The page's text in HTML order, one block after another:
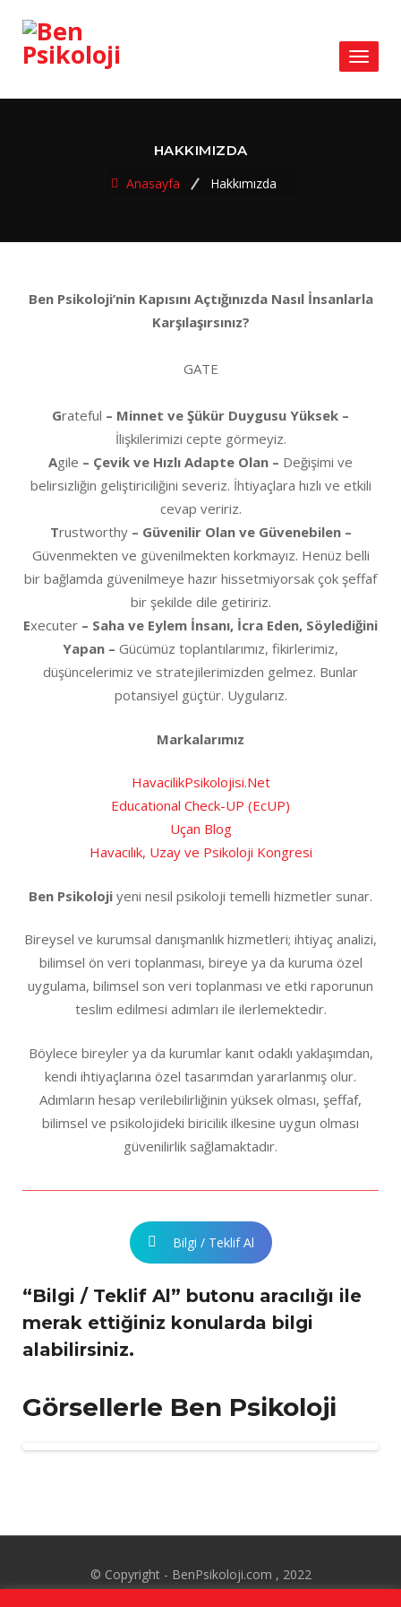
Toggle
HAKKIMIZDA
Anasayfa
Hakkımızda
Ben Psikoloji’nin Kapısını Açtığınızda Nasıl İnsanlarla
Karşılaşırsınız?
GATE
Grateful – Minnet ve Şükür Duygusu Yüksek –
İlişkilerimizi cepte görmeyiz.
Agile – Çevik ve Hızlı Adapte Olan – Değişimi ve
belirsizliğin geliştiriciliğini severiz. İhtiyaçlara hızlı ve etkili
cevap veririz.
Trustworthy– Güvenilir Olan ve Güvenebilen –
Güvenmekten ve güvenilmekten korkmayız. Henüz belli
bir bağlamda güvenilmeye hazır hissetmiyorsak çok şeffaf
bir şekilde dile getiririz.
Executer – Saha ve Eylem İnsanı, İcra Eden, Söylediğini
Yapan – Gücümüz toplantılarımız, fikirlerimiz,
düşüncelerimiz ve stratejilerimizden gelmez. Bunlar
potansiyel güçtür. Uygularız.
Markalarımız
HavacilikPsikolojisi.Net
Educational Check-UP (EcUP)
Uçan Blog
Havacılık, Uzay ve Psikoloji Kongresi
Ben Psikoloji yeni nesil psikoloji temelli hizmetler sunar.
Bireysel ve kurumsal danışmanlık hizmetleri; ihtiyaç analizi,
bilimsel ön veri toplanması, bireye ya da kuruma özel
uygulama, bilimsel son veri toplanması ve etki raporunun
teslim edilmesi adımları ile ilerlemektedir.
Böylece bireyler ya da kurumlar kanıt odaklı yaklaşımdan,
kendi ihtiyaçlarına özel tasarımdan yararlanmış olur.
Adımların hesap verilebilirliğinin yüksek olması, şeffaf,
bilimsel ve psikolojideki biricilik ilkesine uygun olması
güvenilirlik sağlamaktadır.
Bilgi / Teklif Al
“Bilgi / Teklif Al” butonu aracılığı ile
merak ettiğiniz konularda bilgi
alabilirsiniz.
Görsellerle Ben Psikoloji
© Copyright - BenPsikoloji.com , 2022